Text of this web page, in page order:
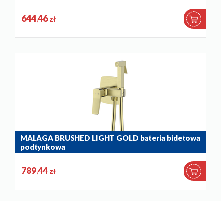
644,46zł
MALAGA BRUSHED LIGHT GOLD bateria bidetowa
podtynkowa
789,44 zł